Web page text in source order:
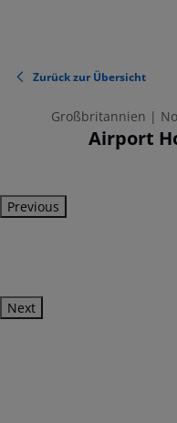
Zurück zur Übersicht
Großbritannien |
Airport
Previous
Next